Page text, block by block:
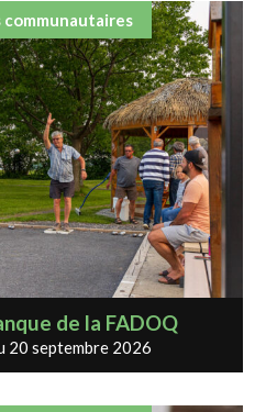
de la FADOQ
20 septembre 2026